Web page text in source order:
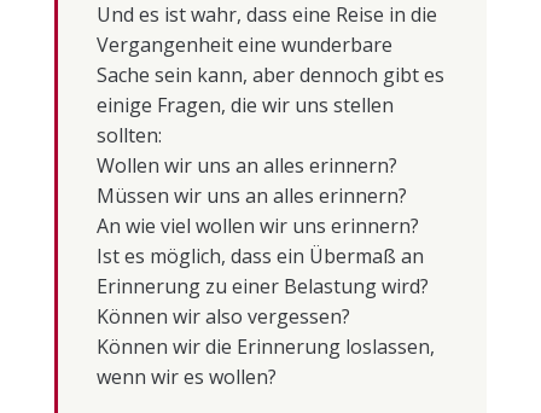
Und es ist wahr, dass eine Reise in die
Vergangenheit eine wunderbare
Sache sein kann, aber dennoch gibt es
einige Fragen, die wir uns stellen
sollten:
Wollen wir uns an alles erinnern?
Müssen wir uns an alles erinnern?
An wie viel wollen wir uns erinnern?
Ist es möglich, dass ein Übermaß an
Erinnerung zu einer Belastung wird?
Können wir also vergessen?
Können wir die Erinnerung loslassen,
wenn wir es wollen?